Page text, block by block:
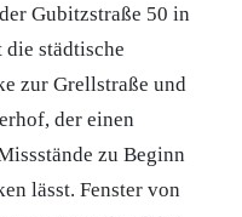
Gubitzstraße 50 in
städtische
zur Grellstraße und
der einen
zu Beginn
lässt. Fenster von